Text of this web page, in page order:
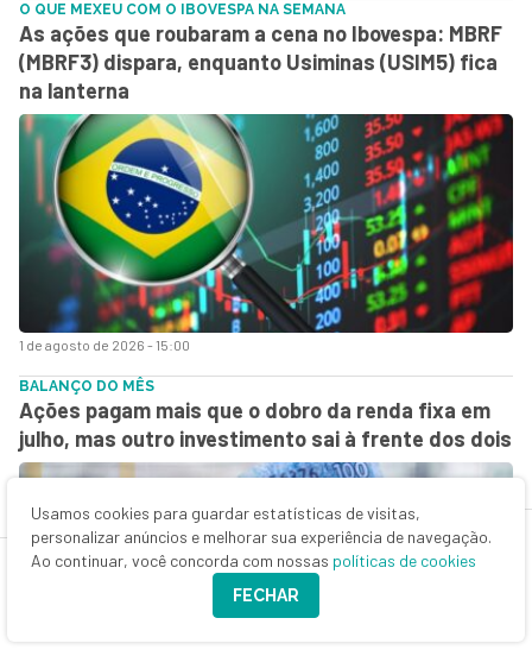
1 de agosto de 2026 - 15:00
O QUE MEXEU COM O IBOVESPA NA SEMANA
As ações que roubaram a cena no Ibovespa: MBRF
(MBRF3) dispara, enquanto Usiminas (USIM5) fica
na lanterna
BALANÇO DO MÊS
Ações pagam mais que o dobro da renda fixa em
julho, mas outro investimento sai à frente dos dois
Usamos cookies para guardar estatísticas de visitas,
personalizar anúncios e melhorar sua experiência de navegação.
Ao continuar, você concorda com nossas políticas de cookies
FECHAR